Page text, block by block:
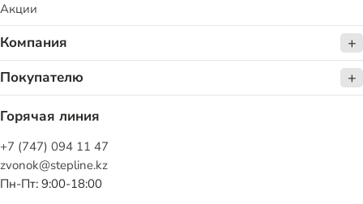
Акции
Компания
Покупателю
Горячая линия
+7 (747) 094 11 47
zvonok@stepline.kz
Пн-Пт: 9:00-18:00